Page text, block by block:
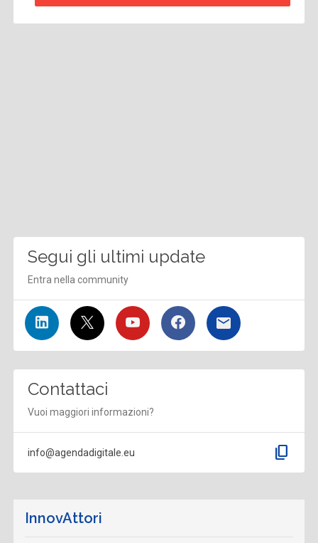
Segui gli ultimi update
Entra nella community
Contattaci
Vuoi maggiori informazioni?
info@agendadigitale.eu content_copy
InnovAttori